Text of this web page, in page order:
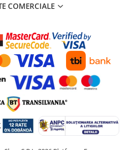
COMERCIALE